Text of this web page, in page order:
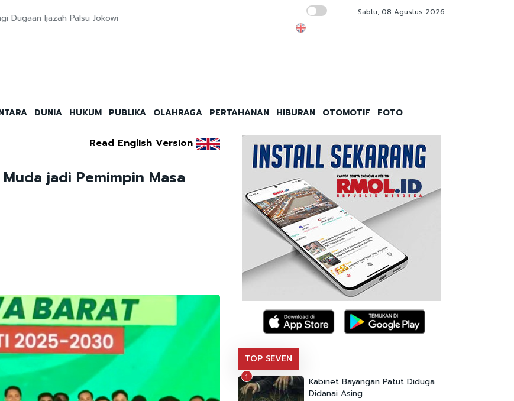
Dugaan Ijazah Palsu Jokowi FEB UNJ Dukung Pariwisata
Sabtu, 08 Agustus 2026
DUNIA HUKUM PUBLIKA OLAHRAGA PERTAHANAN HIBURAN OTOMOTIF FOTO
Read English Version
jadi Pemimpin Masa
TOP SEVEN
1
Kabinet Bayangan Patut Diduga
Didanai Asing